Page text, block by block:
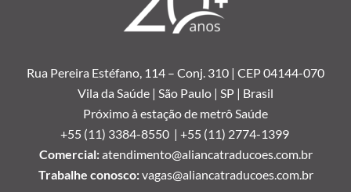
Rua Pereira Estéfano, 114 – Conj. 310 | CEP 04144-070
Vila da Saúde | São Paulo | SP | Brasil
Próximo à estação de metrô Saúde
+55 (11) 3384-8550 | +55 (11) 2774-1399
Comercial:atendimento@aliancatraducoes.com.br
Trabalhe conosco:vagas@aliancatraducoes.com.br